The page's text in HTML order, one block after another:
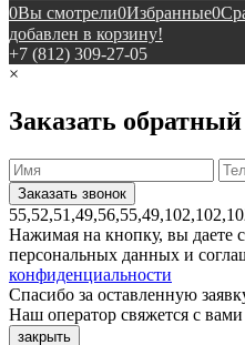
0Вы смотрели0Избранные0
добавлен в корзину!
+7 (812) 309-27-05
×
Заказать
Нажимая на кнопку, вы даете
персональных данных и
конфиденциальности
Спасибо за оставленную
Наш оператор свяжется с
закрыть